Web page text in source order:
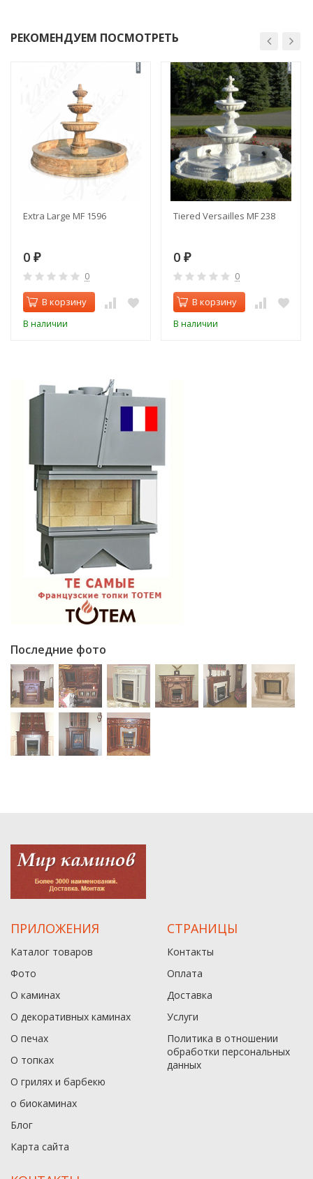
РЕКОМЕНДУЕМ ПОСМОТРЕТЬ
Extra Large MF 1596
0 ₽
0
В корзину
В наличии
Tiered Versailles MF 238
0 ₽
0
В корзину
В наличии
Последние фото
ПРИЛОЖЕНИЯ
Каталог товаров
Фото
О каминах
О декоративных каминах
О печах
О топках
О грилях и барбекю
о биокаминах
Блог
Карта сайта
СТРАНИЦЫ
Контакты
Оплата
Доставка
Услуги
Политика в отношении
обработки персональных
данныx